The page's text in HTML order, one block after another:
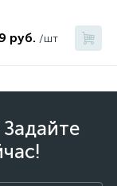
руб. /шт